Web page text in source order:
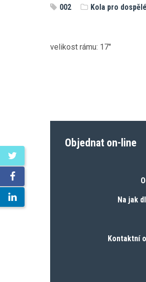
002 Kola pro dospělé
velikost rámu: 17"
Objednat on-line
Na jak
Kontaktní